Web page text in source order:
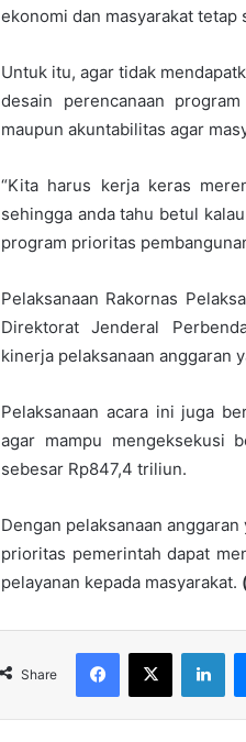
ekonomi dan masyarakat tetap
Untuk itu, agar tidak
desain perencanaan
maupun akuntabilitas agar
“Kita harus kerja keras
sehingga anda tahu betul
program prioritas
Pelaksanaan Rakornas
Direktorat Jenderal
kinerja pelaksanaan anggaran
Pelaksanaan acara ini juga
agar mampu mengeksekusi
sebesar Rp847,4 triliun.
Dengan pelaksanaan
prioritas pemerintah dapat
pelayanan kepada masyarakat.
Share